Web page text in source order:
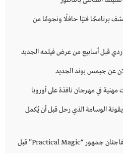
صيف الأوداية 2026 يكشف برنامجًا فنيًا حافلًا ونجومًا من
قبل أسابيع من عرض فيلمه الجديد
عن جيمس بوند الجديد
الوسامة الذي رحل قبل أن يُكمل
ساندرا بولوك ونيكول كيدمان تفاجئان جمهور “Practical Magic” قبل